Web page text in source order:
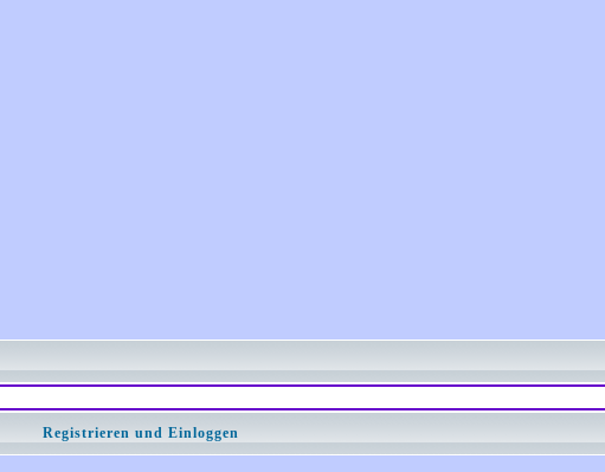
Registrieren und Einloggen